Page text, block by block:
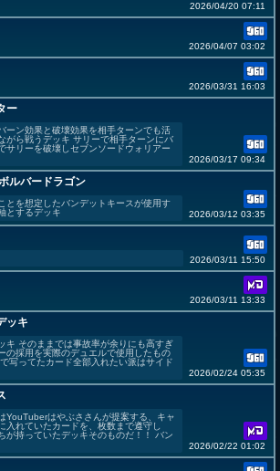
2026/04/20 07:11
2026/04/07 03:02
2026/03/31 16:03
ー
ーン効果と破壊効果を相手ターンでも活
がら戦うデッキ サリーで相手ターンにバ
サリーを破壊しセブンソードウォリアー
2026/03/17 09:34
ルバードラゴン
とを想定したバンデットキースが使用す
とするデッキ
2026/03/12 03:35
2026/03/11 15:50
2026/03/11 13:33
ッキ
キ そのままでは事故率が余りにも高すぎ
の採用を実際のデュエルで使用したもの
写ってたカード全部入れたい派はサイド
2026/02/24 05:35
YouTuberはやぶささんが提案する、キャ
入れていたカードを、枚数まで遵守し
が持っていたデッキそのものだ！！ バン
2026/02/22 01:02